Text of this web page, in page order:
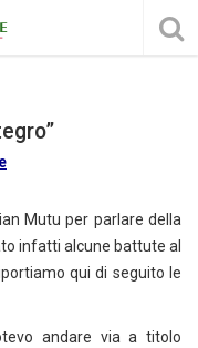
Mutu per parlare della
infatti alcune battute al
qui di seguito le
andare via a titolo